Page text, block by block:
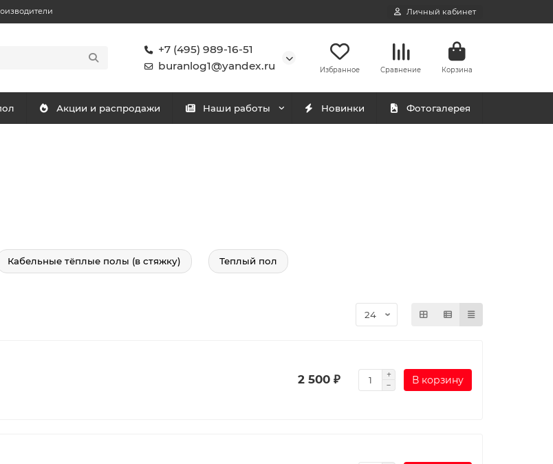
Личный кабинет
+7 (495) 989-16-51
buranlog1@yandex.ru
Избранное Сравнение Корзина
Акции и распродажи Наши работы Новинки Фотогалерея
Кабельные тёплые полы (в стяжку) Теплый пол
2 500 ₽ В корзину